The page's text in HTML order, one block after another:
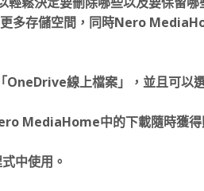
更多存儲空間，同時Nero
線上檔案」，並且可以
MediaHome中的下載隨時獲得
中使用。